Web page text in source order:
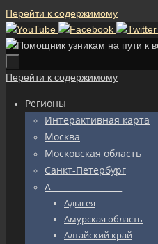
Перейти к содержимому
Перейти к содержимому
Регионы
Интерактивная карта
Москва
Московская область
Санкт-Петербург
А_________________
Адыгея
Амурская область
Алтайский край